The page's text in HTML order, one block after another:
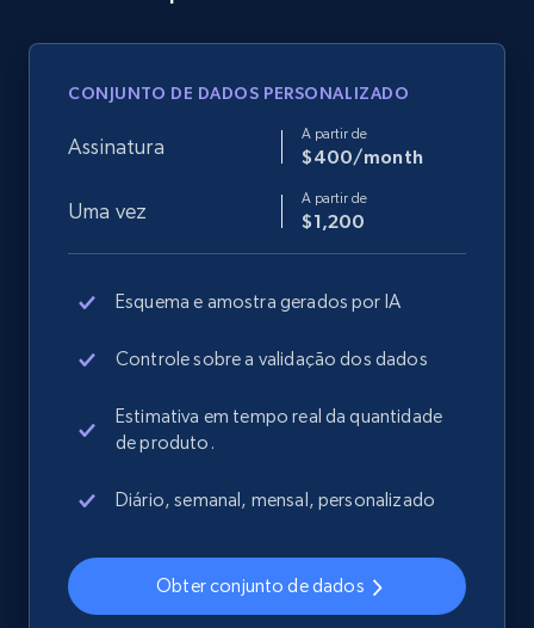
CONJUNTO DE DADOS PERSONALIZADO
Assinatura A partir de
$400/month
Uma vez A partir de
$1,200
Esquema e amostra gerados por IA
Controle sobre a validação dos dados
Estimativa em tempo real da quantidade
de produto.
Diário, semanal, mensal, personalizado
Obter conjunto de dados